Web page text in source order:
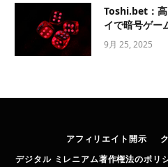
Toshi.bet：高
イで暗号ゲー
9月 25, 2025
アフィリエイト開示
デジタル ミレニアム著作権法のポリ